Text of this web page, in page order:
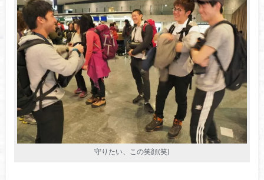
守りたい、この笑顔(笑)